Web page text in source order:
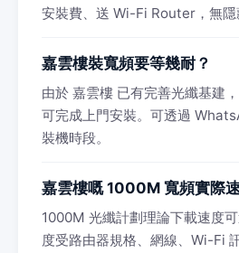
安裝費、送 Wi-Fi Router，無隱
嘉雲樓裝寬頻要等幾耐？
由於 嘉雲樓 已有完善光纖基建
可完成上門安裝。可透過
裝機時段。
嘉雲樓嘅 1000M 寬頻實際
1000M 光纖計劃理論下載速度
度受路由器規格、網線、Wi-Fi